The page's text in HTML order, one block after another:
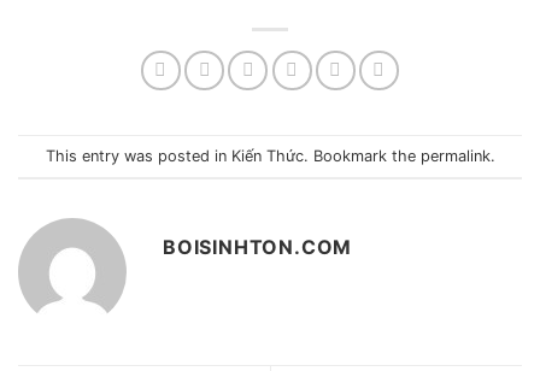
This entry was posted in Kiến Thức. Bookmark the permalink.
BOISINHTON.COM